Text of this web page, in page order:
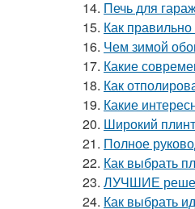
14. Печь для
15. Как
16. Чем зимой
17. Какие
18. Как
19. Какие
20. Широкий
21. Полное
22. Как выбрать
23. ЛУЧШИЕ
24. Как выбрать